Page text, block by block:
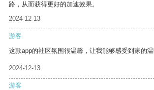
路，从而获得更好的加速效果。
2024-12-13
游客
这款app的社区氛围很温馨，让我能够感受到家的温
2024-12-13
游客